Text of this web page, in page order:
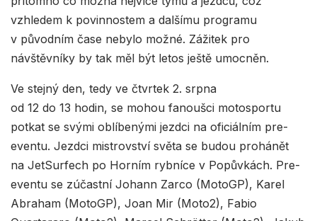
vzhledem k povinnostem a dalšímu programu
v původním čase nebylo možné. Zážitek pro
návštěvníky by tak měl být letos ještě umocněn.
Ve stejný den, tedy ve čtvrtek 2. srpna
od 12 do 13 hodin, se mohou fanoušci motosportu
potkat se svými oblíbenými jezdci na oficiálním pre-
eventu. Jezdci mistrovství světa se budou prohánět
na JetSurfech po Horním rybníce v Popůvkách. Pre-
eventu se zúčastní Johann Zarco (MotoGP), Karel
Abraham (MotoGP), Joan Mir (Moto2), Fabio